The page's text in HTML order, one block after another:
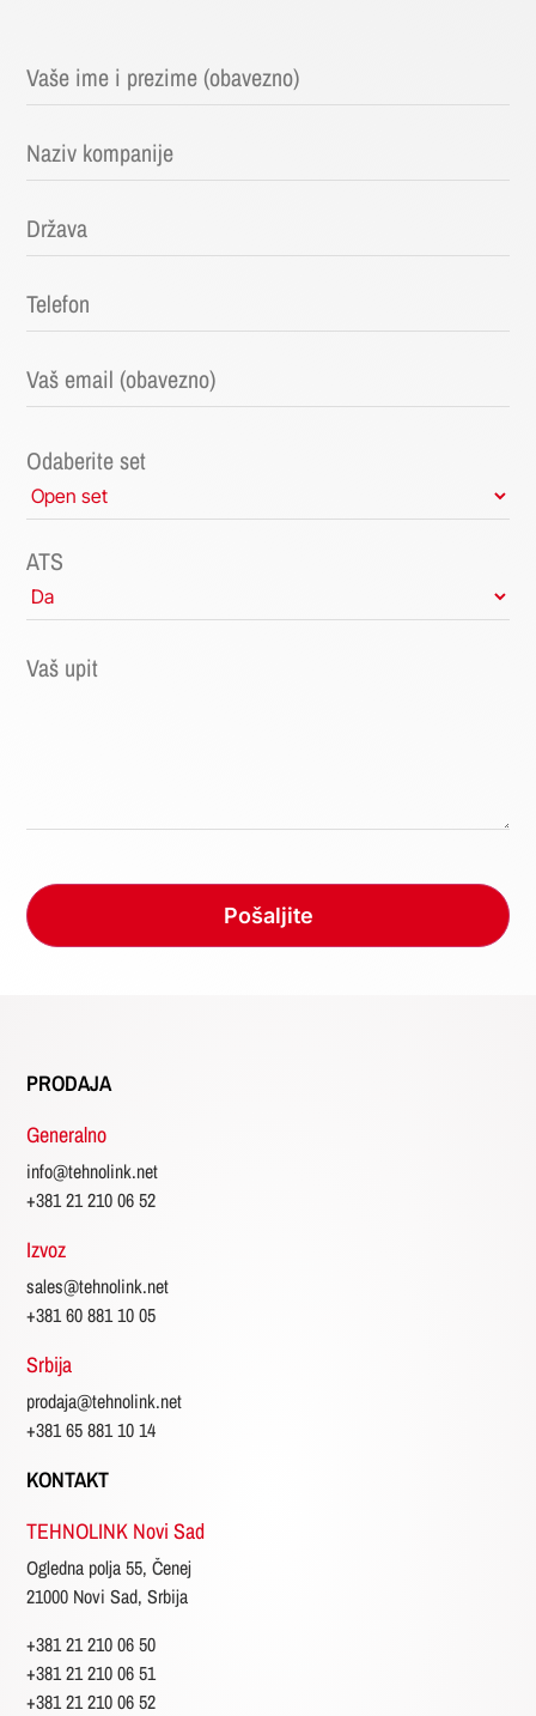
Odaberite set
ATS
PRODAJA
Generalno
info@tehnolink.net
+381 21 210 06 52
Izvoz
sales@tehnolink.net
+381 60 881 10 05
Srbija
prodaja@tehnolink.net
+381 65 881 10 14
KONTAKT
TEHNOLINK Novi Sad
Ogledna polja 55, Čenej
21000 Novi Sad, Srbija
+381 21 210 06 50
+381 21 210 06 51
+381 21 210 06 52